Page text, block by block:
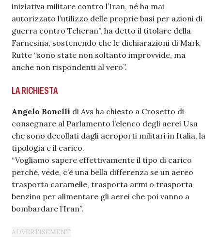
iniziativa militare contro l’Iran, né ha mai
autorizzato l’utilizzo delle proprie basi per azioni di
guerra contro Teheran”, ha detto il titolare della
Farnesina, sostenendo che le dichiarazioni di Mark
Rutte “sono state non soltanto improvvide, ma
anche non rispondenti al vero”.
LA RICHIESTA
Angelo Bonelli di Avs ha chiesto a Crosetto di
consegnare al Parlamento l’elenco degli aerei Usa
che sono decollati dagli aeroporti militari in Italia, la
tipologia e il carico.
“Vogliamo sapere effettivamente il tipo di carico
perché, vede, c’è una bella differenza se un aereo
trasporta caramelle, trasporta armi o trasporta
benzina per alimentare gli aerei che poi vanno a
bombardare l’Iran”.